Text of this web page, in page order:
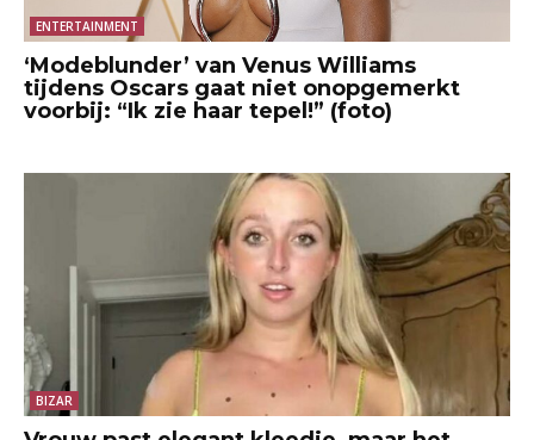
ENTERTAINMENT
‘Modeblunder’ van Venus Williams
tijdens Oscars gaat niet onopgemerkt
voorbij: “Ik zie haar tepel!” (foto)
BIZAR